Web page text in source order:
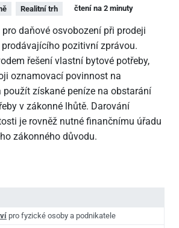
Realitní trh čtení na 2 minuty
daňové osvobození při prodeji
pozitivní zprávou.
řešení vlastní bytové potřeby,
oznamovací povinnost na
získané peníze na obstarání
v zákonné lhůtě. Darování
je rovněž nutné finančnímu úřadu
zákonného důvodu.
pro fyzické osoby a podnikatele